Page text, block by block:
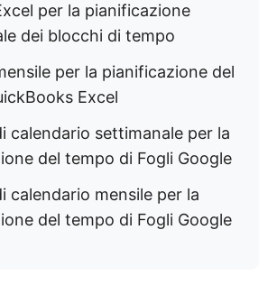
per la pianificazione
dei blocchi di tempo
per la pianificazione del
Excel
calendario settimanale per la
del tempo di Fogli Google
calendario mensile per la
del tempo di Fogli Google